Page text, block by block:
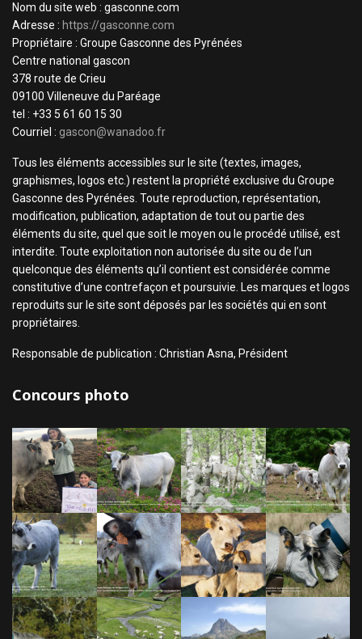
Nom du site web : gasconne.com
Adresse : https://gasconne.com
Propriétaire : Groupe Gasconne des Pyrénées
Centre national gascon
378 route de Crieu
09100 Villeneuve du Paréage
tel : +33 5 61 60 15 30
Courriel : gascon@wanadoo.fr
Tous les éléments accessibles sur le site (textes, images,
graphismes, logos etc.) restent la propriété exclusive du Groupe
Gasconne des Pyrénées. Toute reproduction, représentation,
modification, publication, adaptation de tout ou partie des
éléments du site, quel que soit le moyen ou le procédé utilisé, est
interdite. Toute exploitation non autorisée du site ou de l’un
quelconque des éléments qu’il contient est considérée comme
constitutive d’une contrefaçon et poursuivie. Les marques et logos
reproduits sur le site sont déposés par les sociétés qui en sont
propriétaires.
Responsable de publication : Christian Asna, Président
Concours photo